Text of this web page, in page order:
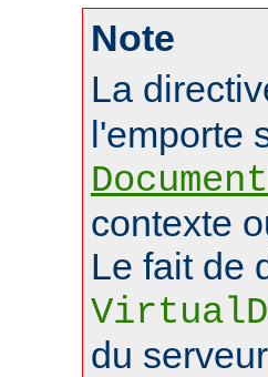
Note
La
l'emporte
contexte
Le fait de
du